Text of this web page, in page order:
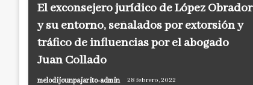
El exconsejero jurídico de López Obrador
y su entorno, señalados por extorsión y
tráfico de influencias por el abogado
Juan Collado
melodijounpajarito-admin 28 febrero, 2022